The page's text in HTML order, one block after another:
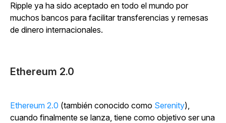
Ripple ya ha sido aceptado en todo el mundo por
muchos bancos para facilitar transferencias y remesas
de dinero internacionales.
Ethereum 2.0
Ethereum 2.0 (también conocido como Serenity),
cuando finalmente se lanza, tiene como objetivo ser una